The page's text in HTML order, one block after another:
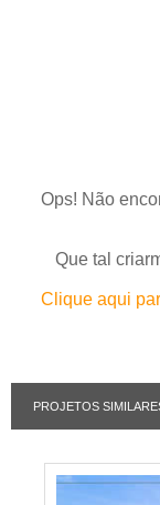
Ops! Não
Que tal
Clique aqui
PROJETOS